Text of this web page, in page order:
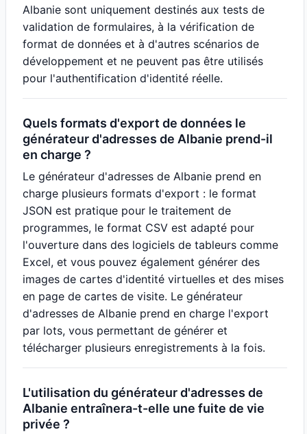
Albanie sont uniquement destinés aux tests de
validation de formulaires, à la vérification de
format de données et à d'autres scénarios de
développement et ne peuvent pas être utilisés
pour l'authentification d'identité réelle.
Quels formats d'export de données le
générateur d'adresses de Albanie prend-il
en charge ?
Le générateur d'adresses de Albanie prend en
charge plusieurs formats d'export : le format
JSON est pratique pour le traitement de
programmes, le format CSV est adapté pour
l'ouverture dans des logiciels de tableurs comme
Excel, et vous pouvez également générer des
images de cartes d'identité virtuelles et des mises
en page de cartes de visite. Le générateur
d'adresses de Albanie prend en charge l'export
par lots, vous permettant de générer et
télécharger plusieurs enregistrements à la fois.
L'utilisation du générateur d'adresses de
Albanie entraînera-t-elle une fuite de vie
privée ?